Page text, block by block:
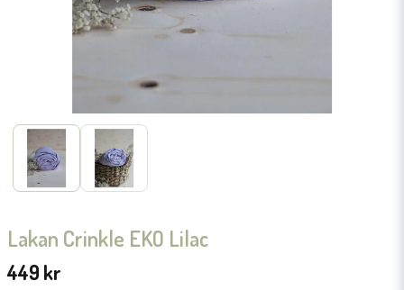
Lakan Crinkle EKO Lilac
449 kr